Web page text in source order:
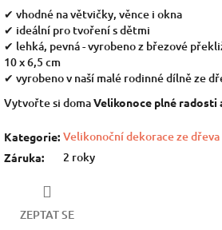
✔ vhodné na větvičky, věnce i okna
✔ ideální pro tvoření s dětmi
✔ lehká, pevná - vyrobeno z březové
10 x 6,5 cm
✔ vyrobeno v naší malé rodinné dílně ze
Vytvořte si domaVelikonoce plné radosti
Kategorie: Velikonoční dekorace ze dřeva
Záruka: 2 roky
ZEPTAT SE